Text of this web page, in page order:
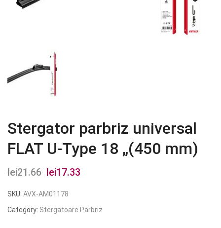
Stergator parbriz universal
FLAT U-Type 18 „(450 mm)
lei21.66
Prețul
inițial
a
lei17.33
este:
SKU: AVX-AM01178
Category: Stergatoare Parbriz